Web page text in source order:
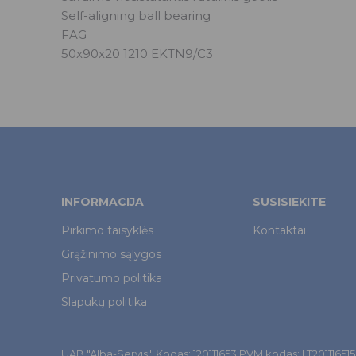
Self-aligning ball bearing
FAG
50x90x20 1210 EKTN9/C3
INFORMACIJA
Pirkimo taisyklės
Grąžinimo sąlygos
Privatumo politika
Slapukų politika
SUSISIEKITE
Kontaktai